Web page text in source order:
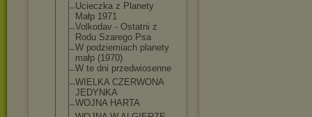
Ucieczka z Planety
Małp 1971
Volkodav - Ostatni z
Rodu Szarego Psa
W podziemiach planety
małp (1970)
W te dni przedwiosenne
WIELKA CZERWONA
JEDYNKA
WOJNA HARTA